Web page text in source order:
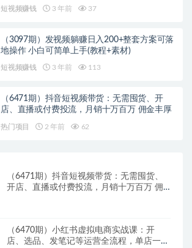
短视频赚钱 3 年前 37
（3097期）发视频躺赚日入200+整套方案可落
地操作 小白可简单上手(教程+素材)
短视频赚钱 3 年前 113
（6471期）抖音短视频带货：无需囤货、开
店、直播或付费投流，月销十万百万 佣金丰厚
热门项目 2 年前 62
（6471期）抖音短视频带货：无需囤货、
开店、直播或付费投流，月销十万百万 佣
（6470期）小红书虚拟电商实战课：开
店、选品、发笔记等运营全流程，单店一天